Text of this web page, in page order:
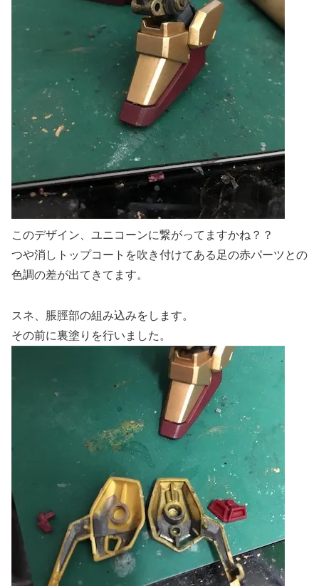
このデザイン、ユニコーンに繋がってますかね？？
つや消しトップコートを吹き付けてある足の赤パーツとの
色調の差が出てきてます。
スネ、脹脛部の組み込みをします。
その前に裏塗りを行いました。